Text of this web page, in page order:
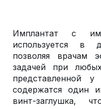
Имплантат с
используется в
позволяя врачам
задачей при
представленной
содержатся один
винт-заглушка,